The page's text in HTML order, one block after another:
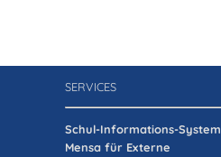
SERVICES
Schul-Informations-System
Mensa für Externe